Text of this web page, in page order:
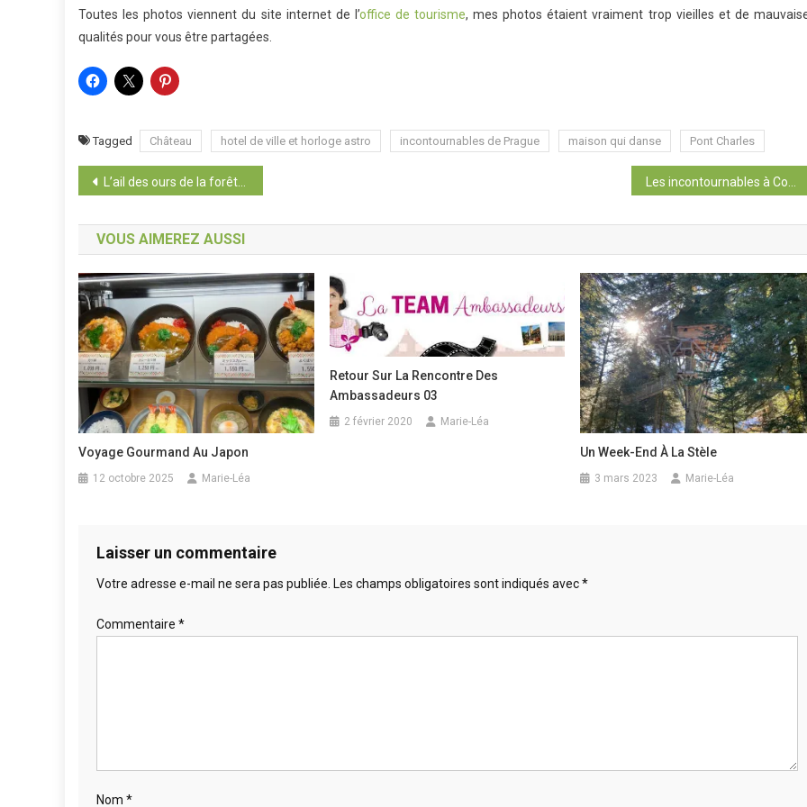
Toutes les photos viennent du site internet de l’office de tourisme, mes photos étaient vraiment trop vieilles et de
qualités pour vous être partagées.
Tagged Château hotel de ville et horloge astro incontournables de Prague maison qui danse Pont Charles
Navigation
de
l’article
L’ail des ours de la forêt à la cuisine
VOUS AIMEREZ AUSSI
Voyage Gourmand Au Japon
12 octobre 2025 Marie-Léa
Retour Sur La Rencontre Des
Ambassadeurs 03
2 février 2020 Marie-Léa
Un Week-End À La Stèle
3 mars 2023 Marie-Léa
Laisser un commentaire
Votre adresse e-mail ne sera pas publiée. Les champs obligatoires sont indiqués avec*
Commentaire *
Nom *